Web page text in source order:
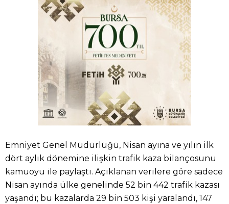
Emniyet Genel Müdürlüğü, Nisan ayına ve yılın ilk
dört aylık dönemine ilişkin trafik kaza bilançosunu
kamuoyu ile paylaştı. Açıklanan verilere göre sadece
Nisan ayında ülke genelinde 52 bin 442 trafik kazası
yaşandı; bu kazalarda 29 bin 503 kişi yaralandı, 147